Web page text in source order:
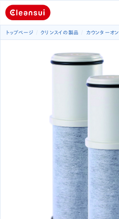
トップページ クリンスイの製品 カウンターオン